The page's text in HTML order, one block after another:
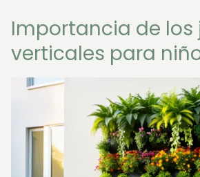
Importancia de los
verticales para